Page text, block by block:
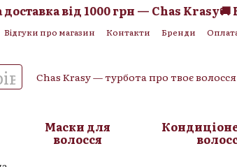
від 1000 грн — Chas Krasy🚚
Відгуки про магазин Контакти Бренди
Chas Krasy — турбота про твоє волосся
Маски для
волосся